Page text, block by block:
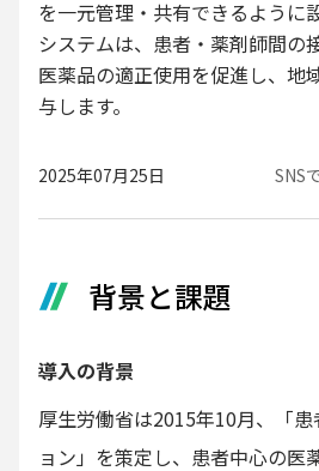
を一元管理・共有できるように
システムは、患者・薬剤師間の
医薬品の適正使用を促進し、地
与します。
2025年07月25日 SNS
背景と課題
導入の背景
厚生労働省は2015年10月、「
ョン」を策定し、患者中心の医